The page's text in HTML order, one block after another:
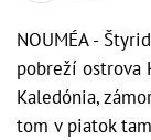
NOUMÉA -
pobreží ostrova
Kaledónia,
tom v piatok